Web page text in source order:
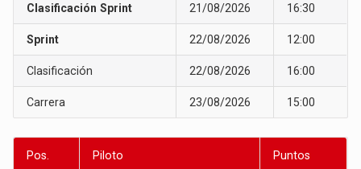
Clasificación Sprint 21/08/2026 16:30
Sprint 22/08/2026 12:00
Clasificación 22/08/2026 16:00
Carrera 23/08/2026 15:00
Pos. Piloto Puntos